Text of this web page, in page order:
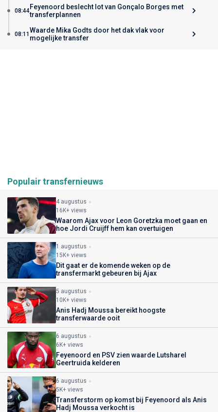
08:44Feyenoord beslecht lot van Gonçalo Borges met
transferplannen
08:11Waarde Mika Godts door het dak vlak voor
mogelijke transfer
Populair transfernieuws
4 augustus
16K+ views
Waarom Ajax voor Leon Goretzka moet gaan en
hoe Jordi Cruijff hem kan overtuigen
1 augustus
15K+ views
Dit gaat er de komende weken op de
transfermarkt gebeuren bij Ajax
5 augustus
10K+ views
Anis Hadj Moussa bereikt hoogste
transferwaarde ooit
6 augustus
6K+ views
Feyenoord en PSV zien waarde Lutsharel
Geertruida kelderen
6 augustus
5K+ views
Transferstorm op komst bij Feyenoord als Anis
Hadj Moussa verkocht is